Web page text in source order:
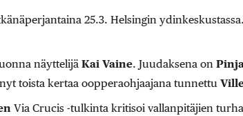
25.3. Helsingin
näyttelijäKai Vaine. Juudaksena on
toista kertaa oopperaohjaajana tunnettu
Via Crucis -tulkinta kritisoi vallanpitäjien